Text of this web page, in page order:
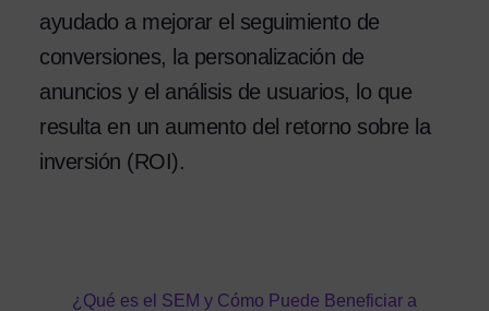
ayudado a mejorar el seguimiento de
conversiones, la personalización de
anuncios y el análisis de usuarios, lo que
resulta en un aumento del retorno sobre la
inversión (ROI).
¿Qué es el SEM y Cómo Puede Beneficiar a